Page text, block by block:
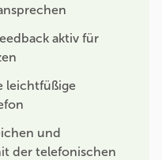
aktiv für
leichtfüßige
und
der telefonischen